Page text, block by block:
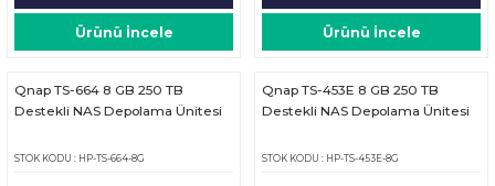
Ürünü İncele Ürünü İncele
Qnap TS-664 8 GB 250 TB
Destekli NAS Depolama Ünitesi
STOK KODU : HP-TS-664-8G
Qnap TS-453E 8 GB 250 TB
Destekli NAS Depolama Ünitesi
STOK KODU : HP-TS-453E-8G